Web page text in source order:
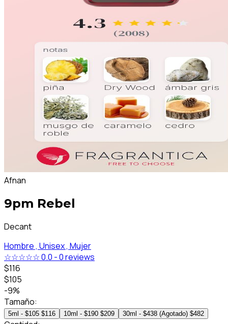
Afnan
9pm Rebel
Decant
Hombre , Unisex , Mujer
☆☆☆☆☆0.0 -0 reviews
$116
$105
-9%
Tamaño:
5ml - $105 $116 10ml - $190 $209 30ml - $438 (Agotado) $482